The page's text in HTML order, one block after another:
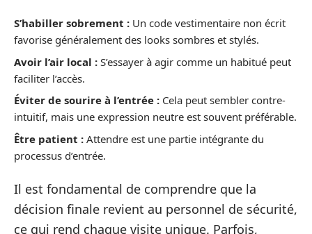
S’habiller sobrement : Un code vestimentaire non écrit
favorise généralement des looks sombres et stylés.
Avoir l’air local : S’essayer à agir comme un habitué peut
faciliter l’accès.
Éviter de sourire à l’entrée : Cela peut sembler contre-
intuitif, mais une expression neutre est souvent préférable.
Être patient : Attendre est une partie intégrante du
processus d’entrée.
Il est fondamental de comprendre que la
décision finale revient au personnel de sécurité,
ce qui rend chaque visite unique. Parfois,